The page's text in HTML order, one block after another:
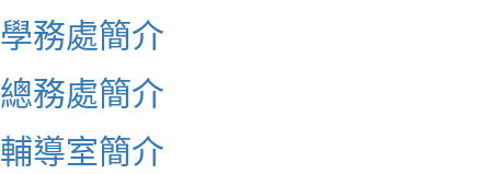
學務處簡介
總務處簡介
輔導室簡介